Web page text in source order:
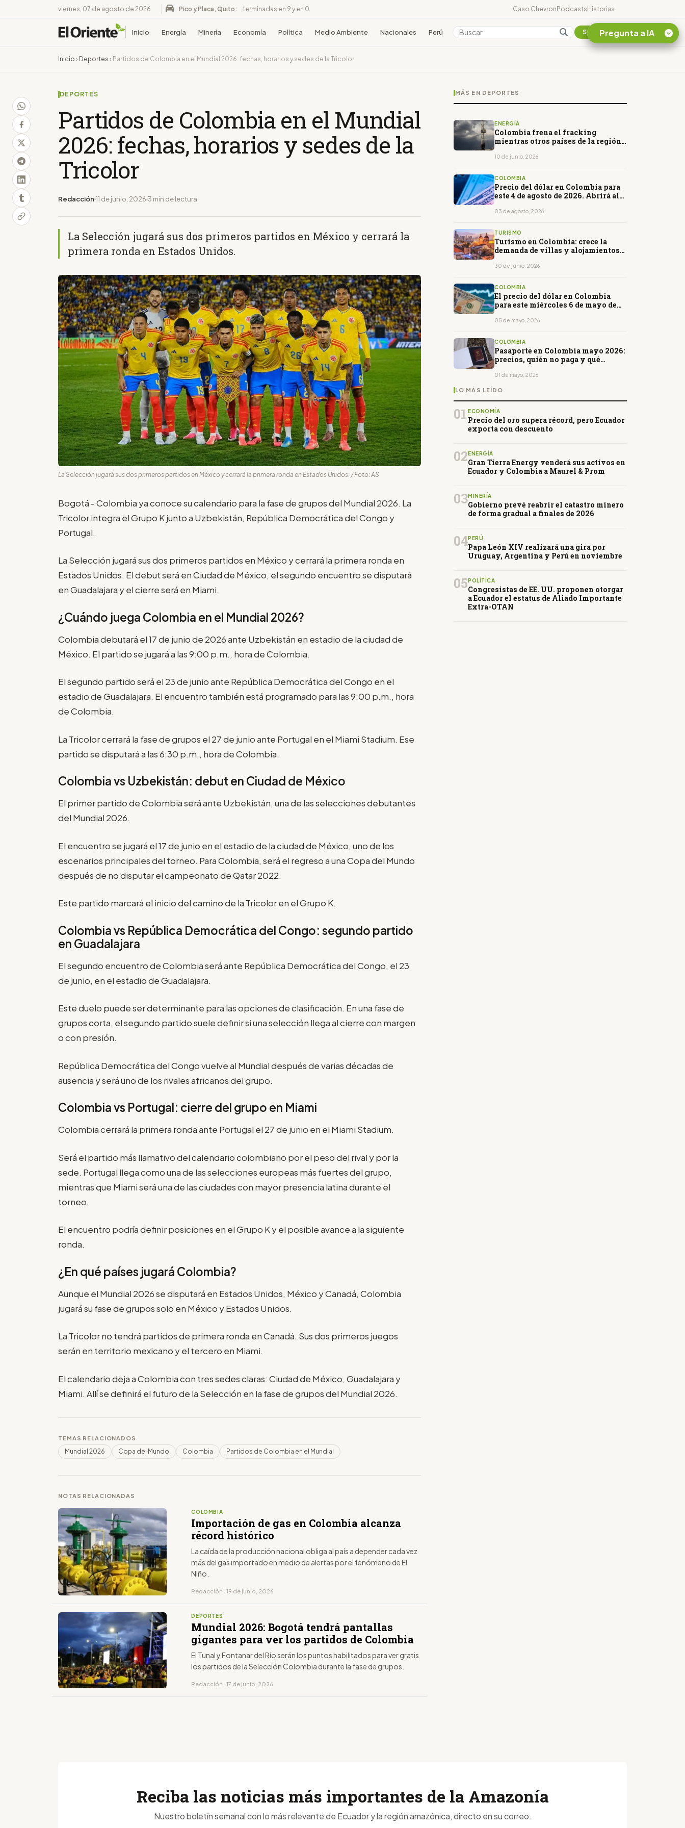
viernes, 07 de agosto de 2026 Pico y Placa, Quito: terminadas en 9 y en 0 Caso ChevronPodcastsHistorias
Inicio Energía Minería Economía Política Medio Ambiente Nacionales Perú Colombia Suscribirse
Inicio › Deportes › Partidos de Colombia en el Mundial 2026: fechas, horarios y sedes de la Tricolor
DEPORTES
Partidos de Colombia en el Mundial
2026: fechas, horarios y sedes de la
Tricolor
Redacción 11 de junio, 2026 3 min de lectura
La Selección jugará sus dos primeros partidos en México y cerrará la
primera ronda en Estados Unidos.
La Selección jugará sus dos primeros partidos en México y cerrará la primera ronda en Estados Unidos. / Foto: AS
Bogotá - Colombia ya conoce su calendario para la fase de grupos del Mundial 2026. La
Tricolor integra el Grupo K junto a Uzbekistán, República Democrática del Congo y
Portugal.
La Selección jugará sus dos primeros partidos en México y cerrará la primera ronda en
Estados Unidos. El debut será en Ciudad de México, el segundo encuentro se disputará
en Guadalajara y el cierre será en Miami.
¿Cuándo juega Colombia en el Mundial 2026?
Colombia debutará el 17 de junio de 2026 ante Uzbekistán en estadio de la ciudad de
México. El partido se jugará a las 9:00 p.m., hora de Colombia.
El segundo partido será el 23 de junio ante República Democrática del Congo en el
estadio de Guadalajara. El encuentro también está programado para las 9:00 p.m., hora
de Colombia.
La Tricolor cerrará la fase de grupos el 27 de junio ante Portugal en el Miami Stadium. Ese
partido se disputará a las 6:30 p.m., hora de Colombia.
Colombia vs Uzbekistán: debut en Ciudad de México
El primer partido de Colombia será ante Uzbekistán, una de las selecciones debutantes
del Mundial 2026.
El encuentro se jugará el 17 de junio en el estadio de la ciudad de México, uno de los
escenarios principales del torneo. Para Colombia, será el regreso a una Copa del Mundo
después de no disputar el campeonato de Qatar 2022.
Este partido marcará el inicio del camino de la Tricolor en el Grupo K.
Colombia vs República Democrática del Congo: segundo partido
en Guadalajara
El segundo encuentro de Colombia será ante República Democrática del Congo, el 23
de junio, en el estadio de Guadalajara.
Este duelo puede ser determinante para las opciones de clasificación. En una fase de
grupos corta, el segundo partido suele definir si una selección llega al cierre con margen
o con presión.
República Democrática del Congo vuelve al Mundial después de varias décadas de
ausencia y será uno de los rivales africanos del grupo.
Colombia vs Portugal: cierre del grupo en Miami
Colombia cerrará la primera ronda ante Portugal el 27 de junio en el Miami Stadium.
Será el partido más llamativo del calendario colombiano por el peso del rival y por la
sede. Portugal llega como una de las selecciones europeas más fuertes del grupo,
mientras que Miami será una de las ciudades con mayor presencia latina durante el
torneo.
El encuentro podría definir posiciones en el Grupo K y el posible avance a la siguiente
ronda.
¿En qué países jugará Colombia?
Aunque el Mundial 2026 se disputará en Estados Unidos, México y Canadá, Colombia
jugará su fase de grupos solo en México y Estados Unidos.
La Tricolor no tendrá partidos de primera ronda en Canadá. Sus dos primeros juegos
serán en territorio mexicano y el tercero en Miami.
El calendario deja a Colombia con tres sedes claras: Ciudad de México, Guadalajara y
Miami. Allí se definirá el futuro de la Selección en la fase de grupos del Mundial 2026.
TEMAS RELACIONADOS
Mundial 2026 Copa del Mundo Colombia Partidos de Colombia en el Mundial
NOTAS RELACIONADAS
COLOMBIA
Importación de gas en Colombia alcanza
récord histórico
La caída de la producción nacional obliga al país a depender cada vez
más del gas importado en medio de alertas por el fenómeno de El
Niño.
Redacción · 19 de junio, 2026
DEPORTES
Mundial 2026: Bogotá tendrá pantallas
gigantes para ver los partidos de Colombia
El Tunal y Fontanar del Río serán los puntos habilitados para ver gratis
los partidos de la Selección Colombia durante la fase de grupos.
Redacción · 17 de junio, 2026
MÁS EN DEPORTES
ENERGÍA
Colombia frena el fracking
mientras otros países de la región
10 de junio, 2026
COLOMBIA
Precio del dólar en Colombia para
este 4 de agosto de 2026. Abrirá al
03 de agosto, 2026
TURISMO
Turismo en Colombia: crece la
demanda de villas y alojamientos
30 de junio, 2026
COLOMBIA
El precio del dólar en Colombia
para este miércoles 6 de mayo de
05 de mayo, 2026
COLOMBIA
Pasaporte en Colombia mayo 2026:
precios, quién no paga y qué
01 de mayo, 2026
LO MÁS LEÍDO
01 ECONOMÍA
Precio del oro supera récord, pero Ecuador
exporta con descuento
02 ENERGÍA
Gran Tierra Energy venderá sus activos en
Ecuador y Colombia a Maurel & Prom
03MINERÍA
Gobierno prevé reabrir el catastro minero
de forma gradual a finales de 2026
04PERÚ
Papa León XIV realizará una gira por
Uruguay, Argentina y Perú en noviembre
05 POLÍTICA
Congresistas de EE. UU. proponen otorgar
a Ecuador el estatus de Aliado Importante
Extra-OTAN
Pregunta a IA
¿En que consiste la
Reciba las noticias más importantes de la Amazonía
Nuestro boletín semanal con lo más relevante de Ecuador y la región amazónica, directo en su correo.